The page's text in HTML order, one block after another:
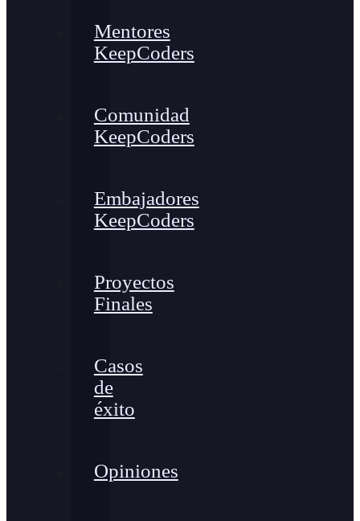
Mentores
KeepCoders
Comunidad
KeepCoders
Embajadores
KeepCoders
Proyectos
Finales
Casos
de
éxito
Opiniones